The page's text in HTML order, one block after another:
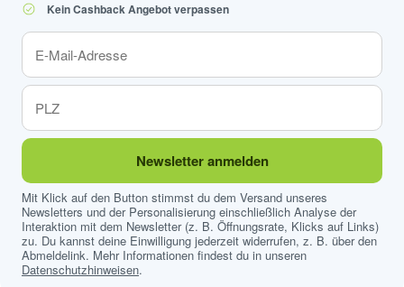
Kein Cashback Angebot verpassen
Newsletter anmelden
Mit Klick auf den Button stimmst du dem Versand unseres
Newsletters und der Personalisierung einschließlich Analyse der
Interaktion mit dem Newsletter (z. B. Öffnungsrate, Klicks auf Links)
zu. Du kannst deine Einwilligung jederzeit widerrufen, z. B. über den
Abmeldelink. Mehr Informationen findest du in unseren
Datenschutzhinweisen.